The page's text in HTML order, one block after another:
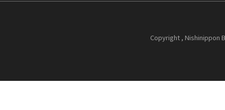
Copyright , Nishinippon